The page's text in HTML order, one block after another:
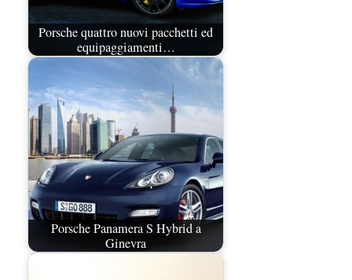
Porsche quattro nuovi pacchetti ed
equipaggiamenti…
Porsche Panamera S Hybrid a
Ginevra